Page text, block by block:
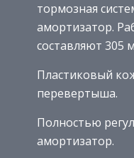
тормозная
амортизатор.
составляют 305
Пластиковый
перевертыша.
Полностью
амортизатор.